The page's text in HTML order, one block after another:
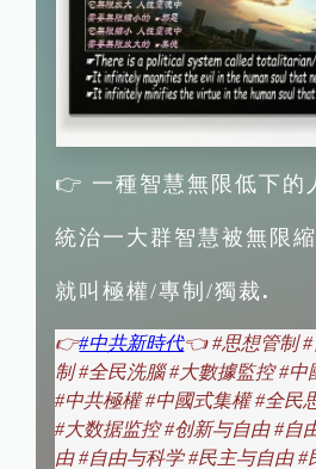
👉 一種智慧無限低下的
統治一大群智慧被無限縮
就叫極權/專制/獨裁 .
👉#中共新時代👈#思想管制
制 #全民洗腦 #大數據監控 #
#中共極權 #中國式集權 #全民
#大数据监控 #创新与自由 #自
由 #自由与科学 #民主与自由